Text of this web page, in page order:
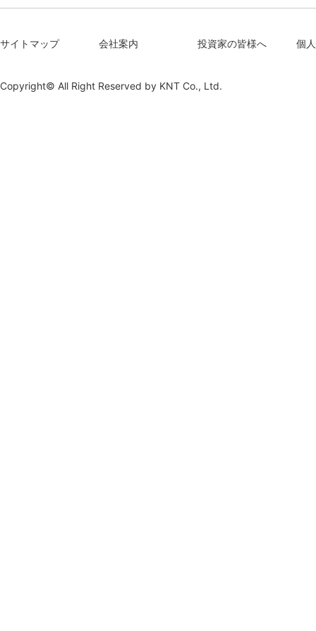
サイトマップ 会社案内 投資家の皆様へ 個
Copyright© All Right Reserved by KNT Co., Ltd.